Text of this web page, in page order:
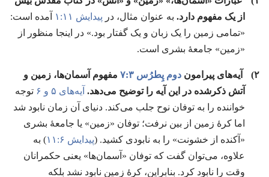
از یک مفهوم دارد.‏ به عنوان مثال،‏ در پیدایش ۱۱:‏۱
آمده است:‏
«تمامی زمین را یک زبان و یک گفتار بود.‏» در اینجا منظور از
«زمین» جامعهٔ بشری است.‏
۲)‏ آیه‌های پیرامون دوم پِطرُس ۳:‏۷
مفهوم آسمان‌ها،‏ زمین و
آتش ذکرشده در این آیه را توضیح می‌دهد.‏ آیه‌های ۵ و ۶
توجه
خواننده را به توفان نوح جلب می‌کند.‏ دنیای آن زمان نابود شد
اما کرهٔ زمین از بین نرفت؛‏ توفان «زمین» یا جامعهٔ بشری
«آکنده از خشونت» را به نابودی کشید.‏ (‏پیدایش ۶:‏۱۱
)‏ به
علاوه،‏ می‌توان گفت که توفان «آسمان‌ها» یعنی حکمرانان
وقت را نابود کرد.‏ بنابراین،‏ کرهٔ زمین نابود نشد بلکه